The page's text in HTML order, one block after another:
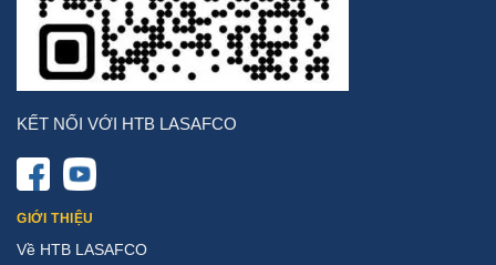
KẾT NỐI VỚI HTB LASAFCO
GIỚI THIỆU
Về HTB LASAFCO